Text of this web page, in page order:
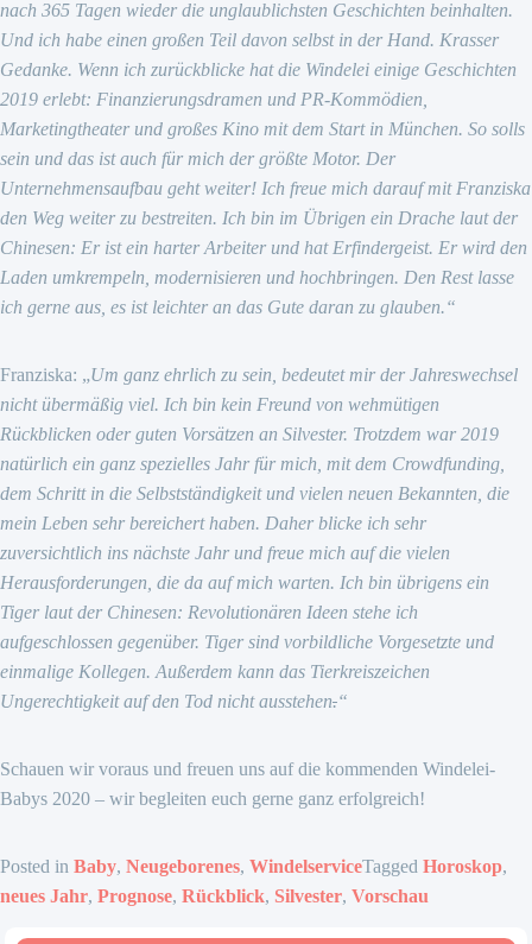
nach 365 Tagen wieder die unglaublichsten Geschichten beinhalten.
Und ich habe einen großen Teil davon selbst in der Hand. Krasser
Gedanke. Wenn ich zurückblicke hat die Windelei einige Geschichten
2019 erlebt: Finanzierungsdramen und PR-Kommödien,
Marketingtheater und großes Kino mit dem Start in München. So solls
sein und das ist auch für mich der größte Motor. Der
Unternehmensaufbau geht weiter! Ich freue mich darauf mit Franziska
den Weg weiter zu bestreiten. Ich bin im Übrigen ein Drache laut der
Chinesen: Er ist ein harter Arbeiter und hat Erfindergeist. Er wird den
Laden umkrempeln, modernisieren und hochbringen. Den Rest lasse
ich gerne aus, es ist leichter an das Gute daran zu glauben.“
Franziska: „Um ganz ehrlich zu sein, bedeutet mir der Jahreswechsel
nicht übermäßig viel. Ich bin kein Freund von wehmütigen
Rückblicken oder guten Vorsätzen an Silvester. Trotzdem war 2019
natürlich ein ganz spezielles Jahr für mich, mit dem Crowdfunding,
dem Schritt in die Selbstständigkeit und vielen neuen Bekannten, die
mein Leben sehr bereichert haben. Daher blicke ich sehr
zuversichtlich ins nächste Jahr und freue mich auf die vielen
Herausforderungen, die da auf mich warten. Ich bin übrigens ein
Tiger laut der Chinesen: Revolutionären Ideen stehe ich
aufgeschlossen gegenüber. Tiger sind vorbildliche Vorgesetzte und
einmalige Kollegen. Außerdem kann das Tierkreiszeichen
Ungerechtigkeit auf den Tod nicht ausstehen.“
Schauen wir voraus und freuen uns auf die kommenden Windelei-
Babys 2020 – wir begleiten euch gerne ganz erfolgreich!
Posted in Baby, Neugeborenes, WindelserviceTagged Horoskop,
neues Jahr, Prognose, Rückblick, Silvester, Vorschau